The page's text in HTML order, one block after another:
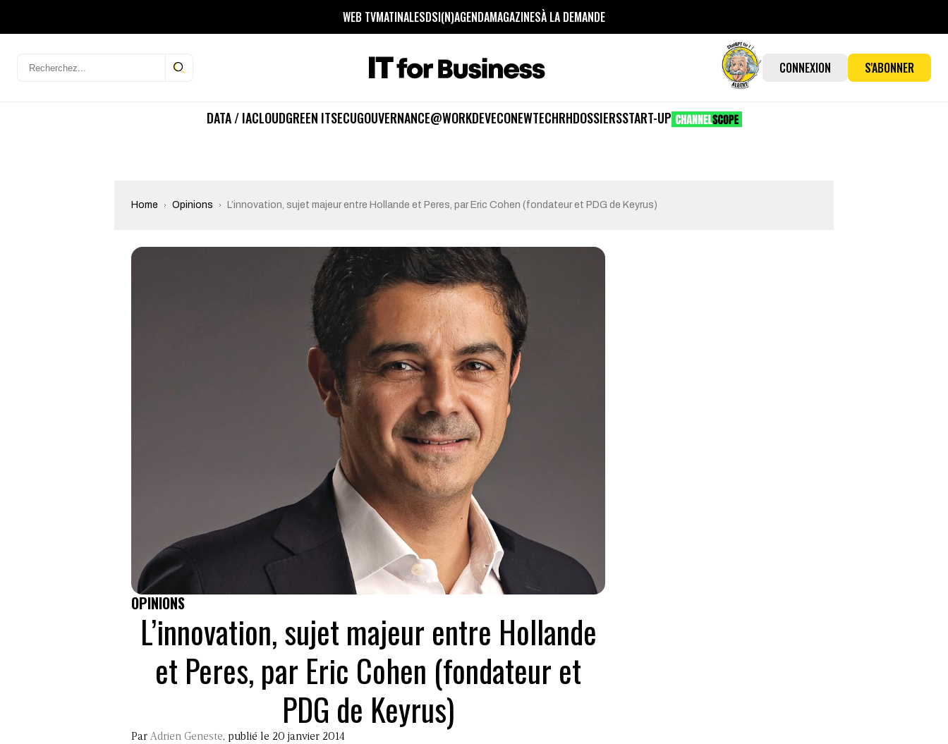
WEB TVMATINALESDSI(N)AGENDAMAGAZINESÀ LA DEMANDE
CONNEXION S'ABONNER
DATA / IACLOUDGREEN ITSECUGOUVERNANCE@WORKDEVECONEWTECHRHDOSSIERSSTART-UP
Home Opinions L’innovation, sujet majeur entre Hollande et Peres, par Eric Cohen (fondateur et PDG de Keyrus)
OPINIONS
L’innovation, sujet majeur entre Hollande
et Peres, par Eric Cohen (fondateur et
PDG de Keyrus)
Par Adrien Geneste, publié le 20 janvier 2014